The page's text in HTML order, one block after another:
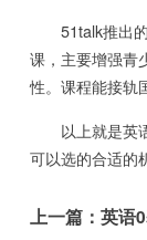
51talk推出的
课，主要增强青
性。课程能接轨
以上就是英语
可以选的合适的
上一篇：